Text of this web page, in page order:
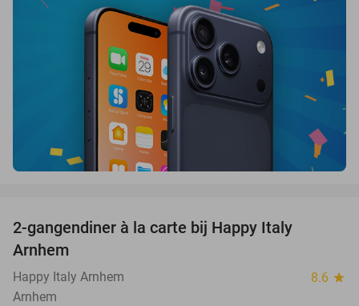
2-gangendiner à la carte bij Happy Italy
Arnhem
Happy Italy Arnhem 8.6 star
Arnhem